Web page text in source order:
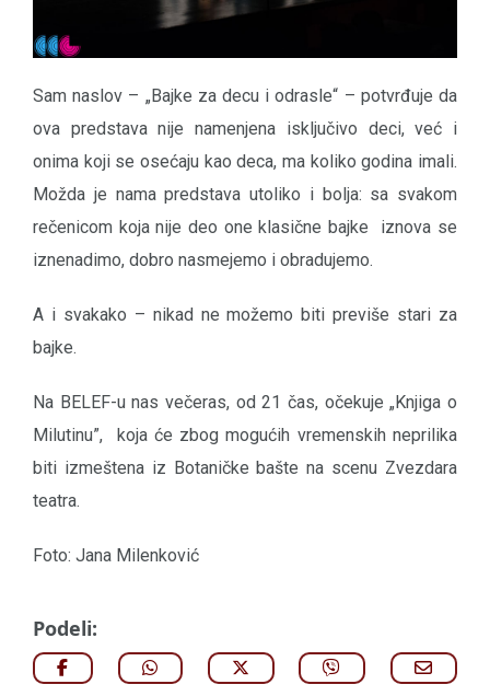
Sam naslov – „Bajke za decu i odrasle“ – potvrđuje da
ova predstava nije namenjena isključivo deci, već i
onima koji se osećaju kao deca, ma koliko godina imali.
Možda je nama predstava utoliko i bolja: sa svakom
rečenicom koja nije deo one klasične bajke iznova se
iznenadimo, dobro nasmejemo i obradujemo.
A i svakako – nikad ne možemo biti previše stari za
bajke.
Na BELEF-u nas večeras, od 21 čas, očekuje „Knjiga o
Milutinu”, koja će zbog mogućih vremenskih neprilika
biti izmeštena iz Botaničke bašte na scenu Zvezdara
teatra.
Foto: Jana Milenković
Podeli: